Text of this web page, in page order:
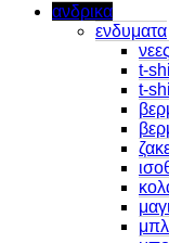
ανδρικα
ενδυματα
t-
t-